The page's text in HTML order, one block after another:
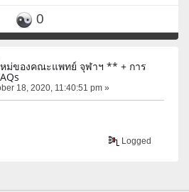
0
ม่ของคณะแพทย์ จุฬาฯ ** + การ
18, 2020, 11:40:51 pm »
Logged